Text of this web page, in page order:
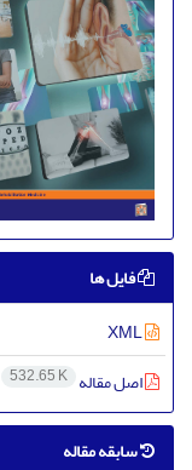
فایل ها
اصل مقاله 532.65 K
سابقه مقاله